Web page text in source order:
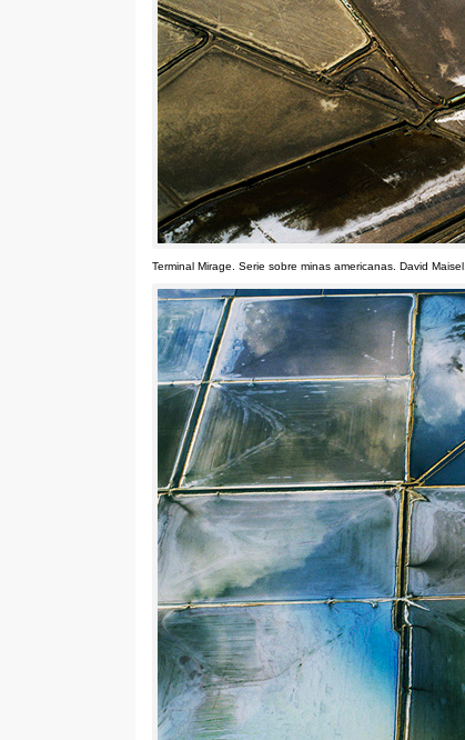
Terminal Mirage Serie sobre minas americanas David Maisel